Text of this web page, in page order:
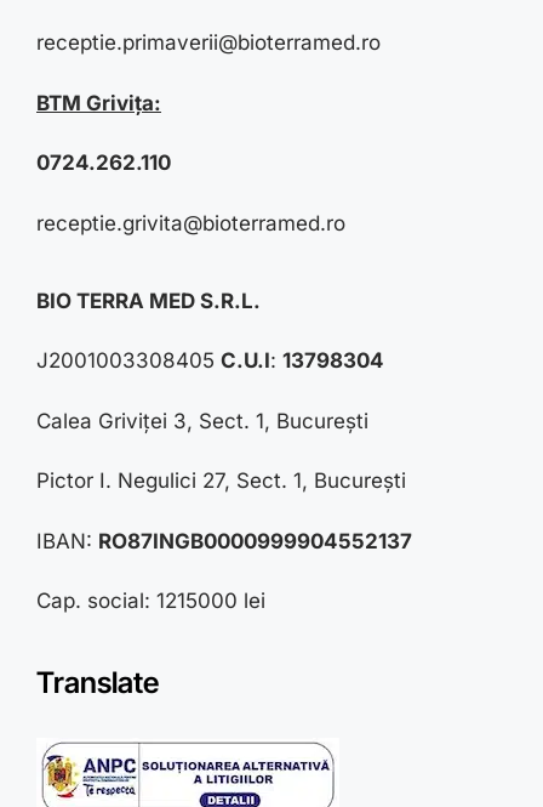
receptie.primaverii@bioterramed.ro
BTM Grivița:
0724.262.110
receptie.grivita@bioterramed.ro
BIO TERRA MED S.R.L.
J2001003308405 C.U.I: 13798304
Calea Griviței 3, Sect. 1, București
Pictor I. Negulici 27, Sect. 1, București
IBAN: RO87INGB0000999904552137
Cap. social: 1215000 lei
Translate